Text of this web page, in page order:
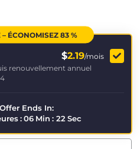
ÉCONOMISEZ 83 %
$2.19/mois
renouvellement annuel
Ends In:
: 06 Min : 22 Sec